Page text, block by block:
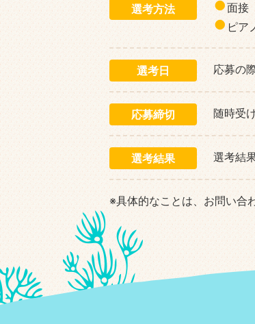
選考方法
面接
ピア
選考日 応募の
応募締切 随時受
選考結果 選考結
※具体的なことは、お問い合